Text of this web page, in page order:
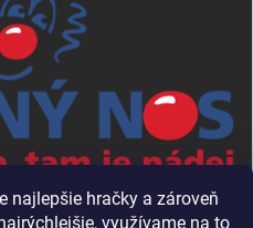
najlepšie hračky a zároveň
využívame na to